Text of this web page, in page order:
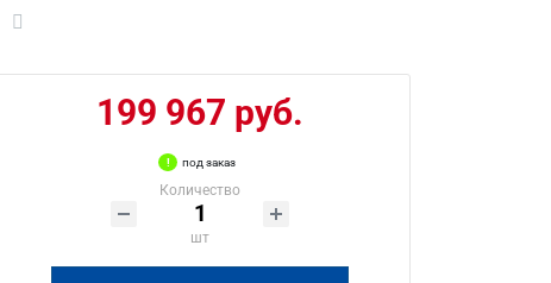
199 967 руб.
под заказ
Количество
шт